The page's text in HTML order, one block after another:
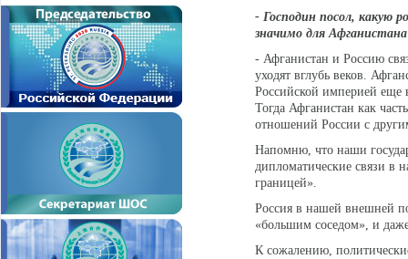
- Господин посол, какую
значимо для
- Афганистан и Россию
уходят вглубь веков.
Российской империей еще
Тогда Афганистан как
отношений России с
Напомню, что наши
дипломатические связи в
границей».
Россия в нашей внешней
«большим соседом», и
К сожалению,